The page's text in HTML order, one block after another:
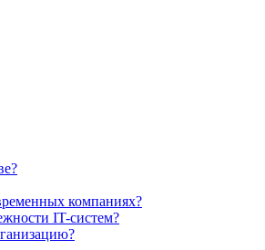
компаниях?
IT-систем?